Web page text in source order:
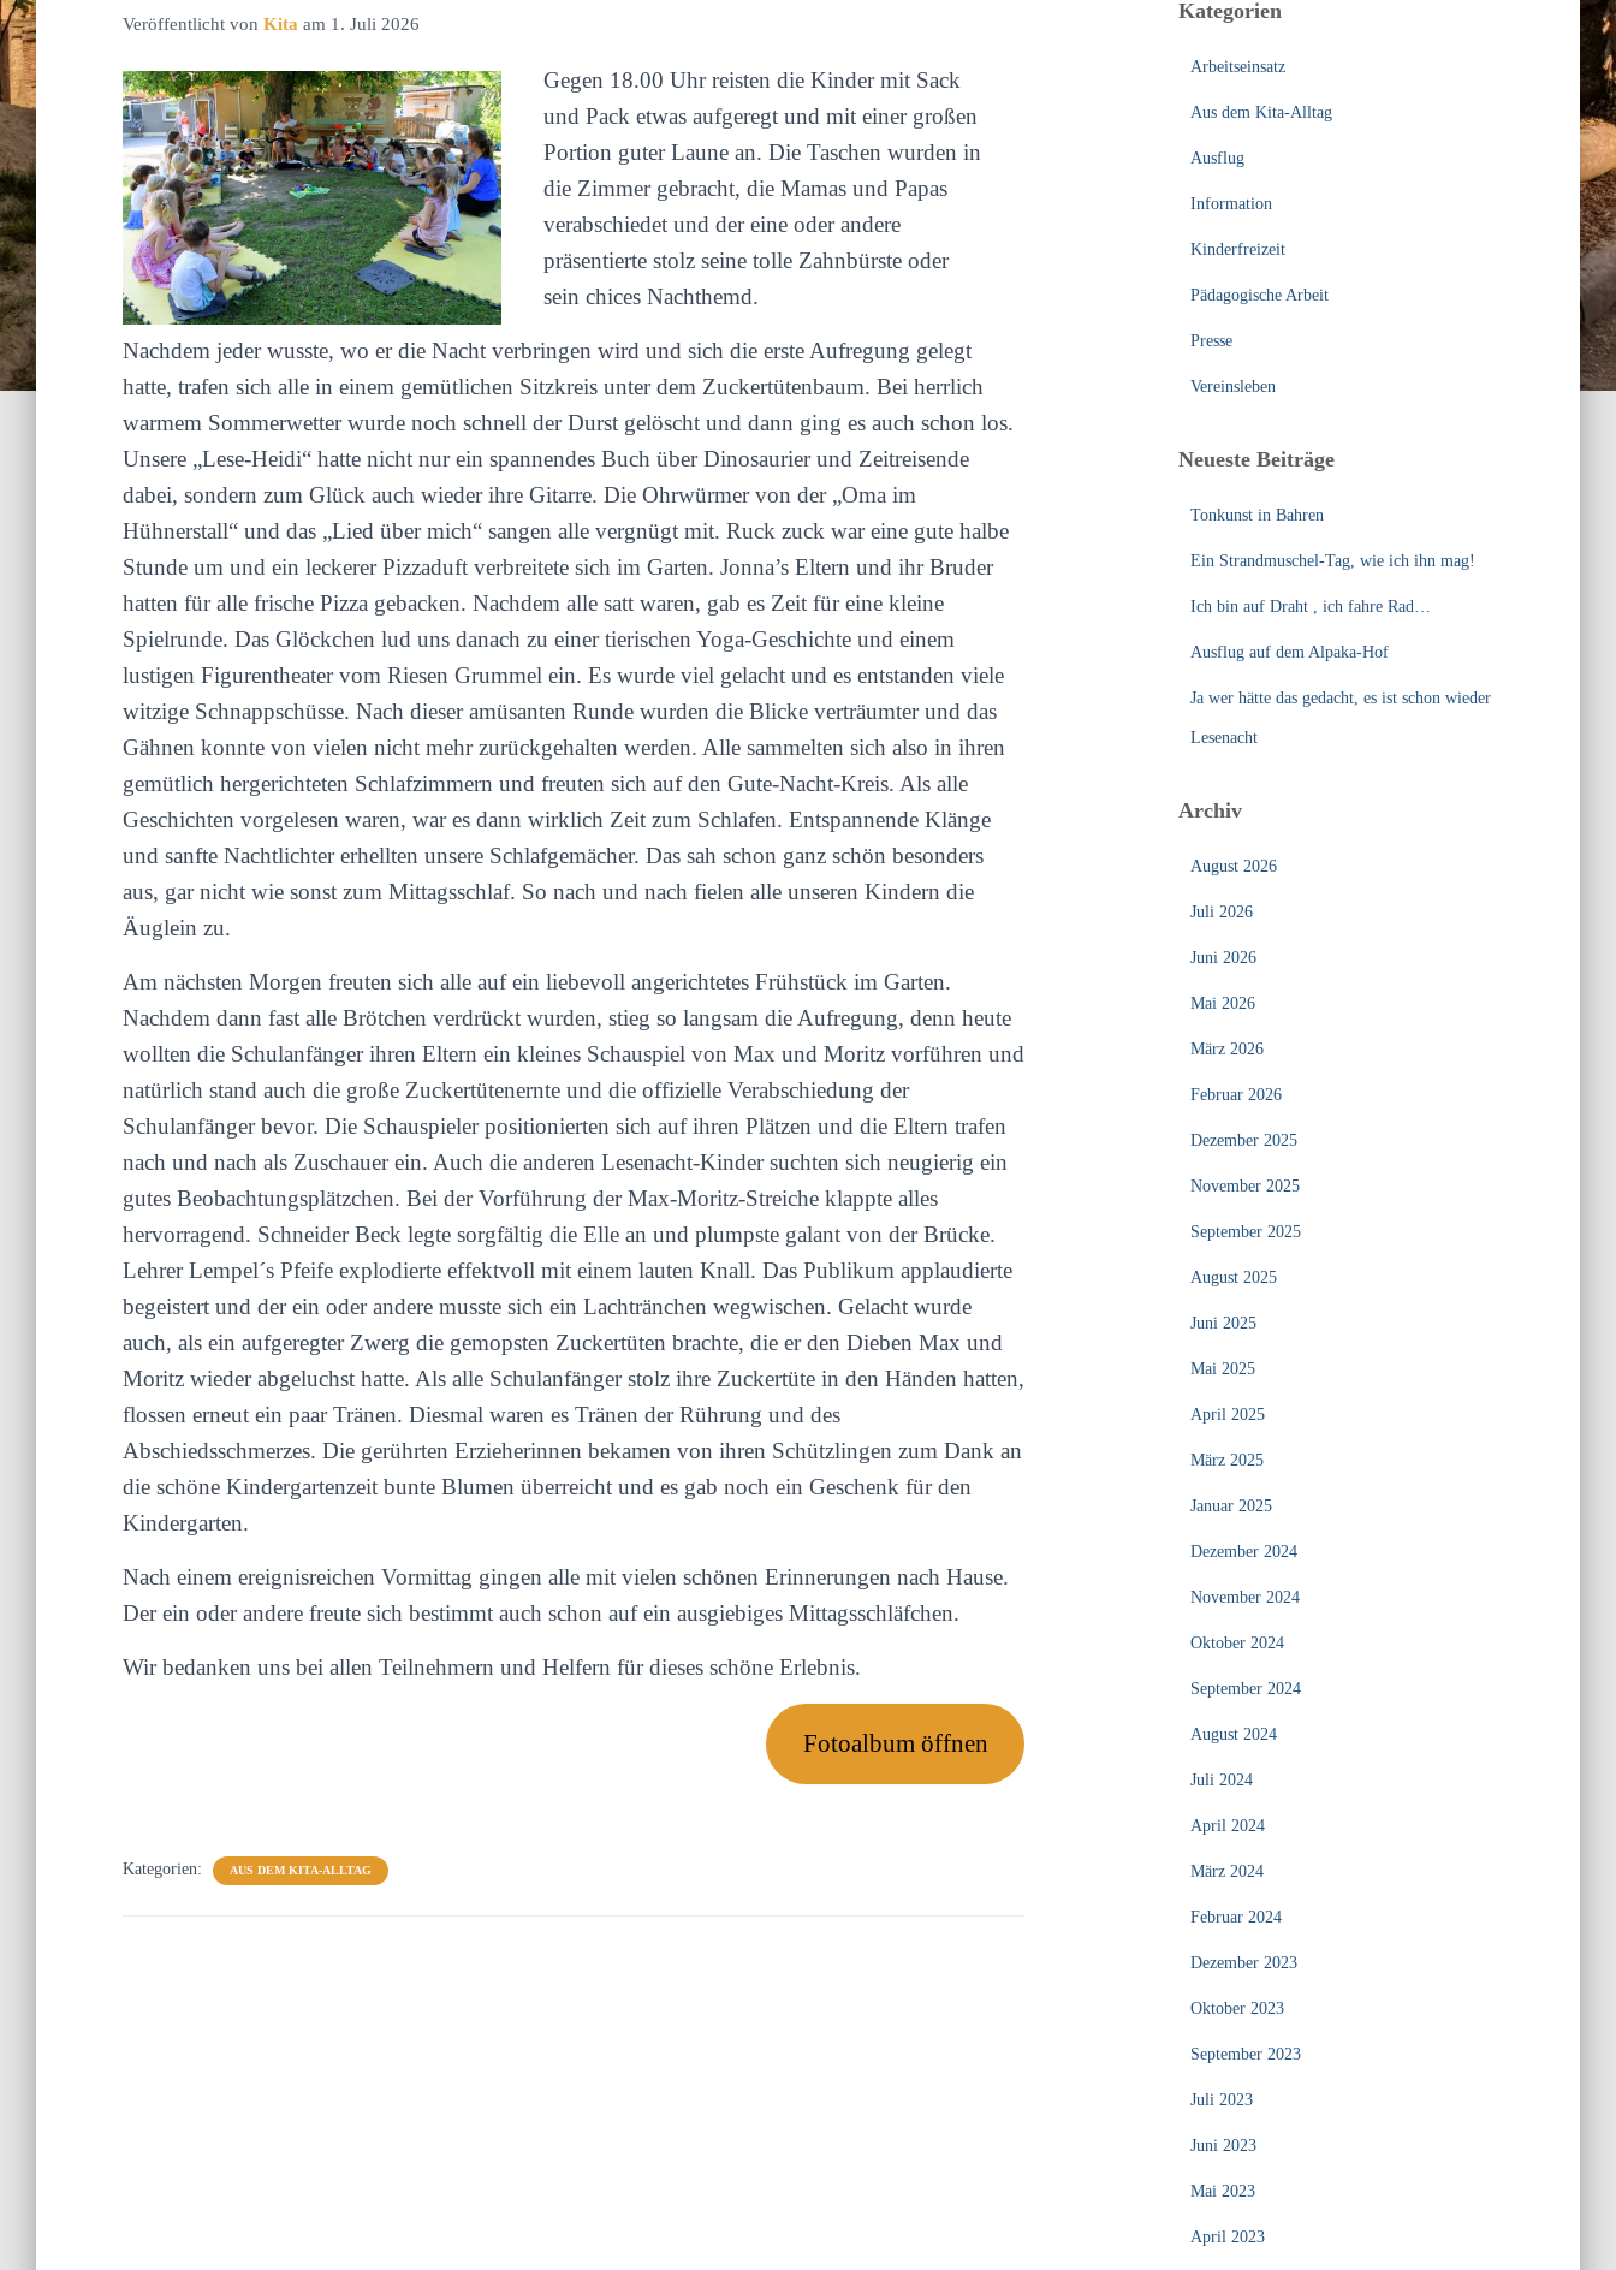
Veröffentlicht von Kita am 1. Juli 2026
Gegen 18.00 Uhr reisten die Kinder mit Sack
und Pack etwas aufgeregt und mit einer großen
Portion guter Laune an. Die Taschen wurden in
die Zimmer gebracht, die Mamas und Papas
verabschiedet und der eine oder andere
präsentierte stolz seine tolle Zahnbürste oder
sein chices Nachthemd.
Nachdem jeder wusste, wo er die Nacht verbringen wird und sich die erste Aufregung gelegt
hatte, trafen sich alle in einem gemütlichen Sitzkreis unter dem Zuckertütenbaum. Bei herrlich
warmem Sommerwetter wurde noch schnell der Durst gelöscht und dann ging es auch schon los.
Unsere „Lese-Heidi“ hatte nicht nur ein spannendes Buch über Dinosaurier und Zeitreisende
dabei, sondern zum Glück auch wieder ihre Gitarre. Die Ohrwürmer von der „Oma im
Hühnerstall“ und das „Lied über mich“ sangen alle vergnügt mit. Ruck zuck war eine gute halbe
Stunde um und ein leckerer Pizzaduft verbreitete sich im Garten. Jonna’s Eltern und ihr Bruder
hatten für alle frische Pizza gebacken. Nachdem alle satt waren, gab es Zeit für eine kleine
Spielrunde. Das Glöckchen lud uns danach zu einer tierischen Yoga-Geschichte und einem
lustigen Figurentheater vom Riesen Grummel ein. Es wurde viel gelacht und es entstanden viele
witzige Schnappschüsse. Nach dieser amüsanten Runde wurden die Blicke verträumter und das
Gähnen konnte von vielen nicht mehr zurückgehalten werden. Alle sammelten sich also in ihren
gemütlich hergerichteten Schlafzimmern und freuten sich auf den Gute-Nacht-Kreis. Als alle
Geschichten vorgelesen waren, war es dann wirklich Zeit zum Schlafen. Entspannende Klänge
und sanfte Nachtlichter erhellten unsere Schlafgemächer. Das sah schon ganz schön besonders
aus, gar nicht wie sonst zum Mittagsschlaf. So nach und nach fielen alle unseren Kindern die
Äuglein zu.
Am nächsten Morgen freuten sich alle auf ein liebevoll angerichtetes Frühstück im Garten.
Nachdem dann fast alle Brötchen verdrückt wurden, stieg so langsam die Aufregung, denn heute
wollten die Schulanfänger ihren Eltern ein kleines Schauspiel von Max und Moritz vorführen und
natürlich stand auch die große Zuckertütenernte und die offizielle Verabschiedung der
Schulanfänger bevor. Die Schauspieler positionierten sich auf ihren Plätzen und die Eltern trafen
nach und nach als Zuschauer ein. Auch die anderen Lesenacht-Kinder suchten sich neugierig ein
gutes Beobachtungsplätzchen. Bei der Vorführung der Max-Moritz-Streiche klappte alles
hervorragend. Schneider Beck legte sorgfältig die Elle an und plumpste galant von der Brücke.
Lehrer Lempel´s Pfeife explodierte effektvoll mit einem lauten Knall. Das Publikum applaudierte
begeistert und der ein oder andere musste sich ein Lachtränchen wegwischen. Gelacht wurde
auch, als ein aufgeregter Zwerg die gemopsten Zuckertüten brachte, die er den Dieben Max und
Moritz wieder abgeluchst hatte. Als alle Schulanfänger stolz ihre Zuckertüte in den Händen hatten,
flossen erneut ein paar Tränen. Diesmal waren es Tränen der Rührung und des
Abschiedsschmerzes. Die gerührten Erzieherinnen bekamen von ihren Schützlingen zum Dank an
die schöne Kindergartenzeit bunte Blumen überreicht und es gab noch ein Geschenk für den
Kindergarten.
Nach einem ereignisreichen Vormittag gingen alle mit vielen schönen Erinnerungen nach Hause.
Der ein oder andere freute sich bestimmt auch schon auf ein ausgiebiges Mittagsschläfchen.
Wir bedanken uns bei allen Teilnehmern und Helfern für dieses schöne Erlebnis.
Fotoalbum öffnen
Kategorien: AUS DEM KITA-ALLTAG
n
Kategorien
Arbeitseinsatz
Aus dem Kita-Alltag
Ausflug
Information
Kinderfreizeit
Pädagogische Arbeit
Presse
Vereinsleben
Neueste Beiträge
Tonkunst in Bahren
Ein Strandmuschel-Tag, wie ich ihn mag!
Ich bin auf Draht , ich fahre Rad…
Ausflug auf dem Alpaka-Hof
Ja wer hätte das gedacht, es ist schon wieder
Lesenacht
Archiv
August 2026
Juli 2026
Juni 2026
Mai 2026
März 2026
Februar 2026
Dezember 2025
November 2025
September 2025
August 2025
Juni 2025
Mai 2025
April 2025
März 2025
Januar 2025
Dezember 2024
November 2024
Oktober 2024
September 2024
August 2024
Juli 2024
April 2024
März 2024
Februar 2024
Dezember 2023
Oktober 2023
September 2023
Juli 2023
Juni 2023
Mai 2023
April 2023